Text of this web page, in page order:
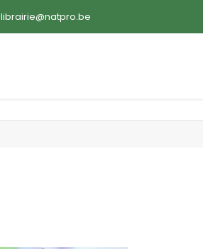
librairie@natpro.be